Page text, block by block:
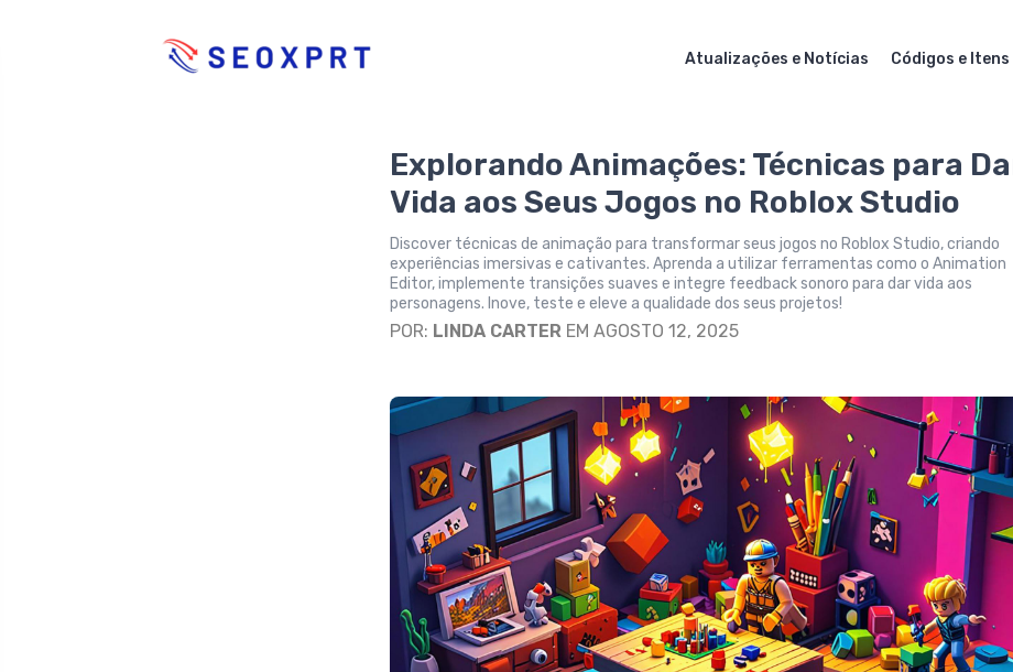
Atualizações e Notícias Códigos e Itens
Explorando Animações: Técnicas para
Vida aos Seus Jogos no Roblox Studio
Discover técnicas de animação para transformar seus jogos no Roblox Studio, criando
experiências imersivas e cativantes. Aprenda a utilizar ferramentas como o Animation
Editor, implemente transições suaves e integre feedback sonoro para dar vida aos
personagens. Inove, teste e eleve a qualidade dos seus projetos!
POR: LINDA CARTER EM AGOSTO 12, 2025